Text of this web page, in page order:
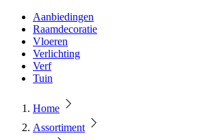
Aanbiedingen
Raamdecoratie
Vloeren
Verlichting
Verf
Tuin
Home
Assortiment